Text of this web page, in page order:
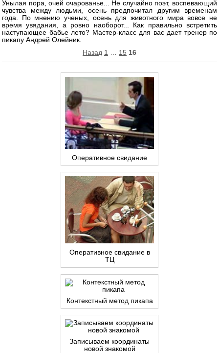
Унылая пора, очей очарованье... Не случайно поэт, воспевающий
чувства между людьми, осень предпочитал другим временам
года. По мнению ученых, осень для животного мира вовсе не
время увядания, а ровно наоборот... Как правильно встретить
наступающее бабье лето? Мастер-класс для вас дает тренер по
пикапу Андрей Олейник.
записей
Назад 1 15 16
Оперативное свидание
Оперативное свидание в
ТЦ
Контекстный метод пикапа
Записываем координаты
новой знакомой